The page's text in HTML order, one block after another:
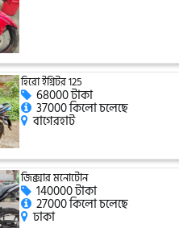
হিরো ইগ্নিটর 125
68000 টাকা
37000 কিলো চলেছে
বাগেরহাট
জিক্সার মনোটোন
140000 টাকা
27000 কিলো চলেছে
ঢাকা